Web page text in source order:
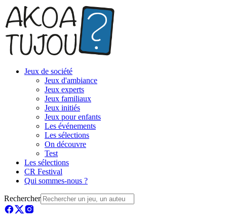
Jeux de société
Jeux d'ambiance
Jeux experts
Jeux familiaux
Jeux initiés
Jeux pour enfants
Les événements
Les sélections
On découvre
Test
Les sélections
CR Festival
Qui sommes-nous ?
Rechercher